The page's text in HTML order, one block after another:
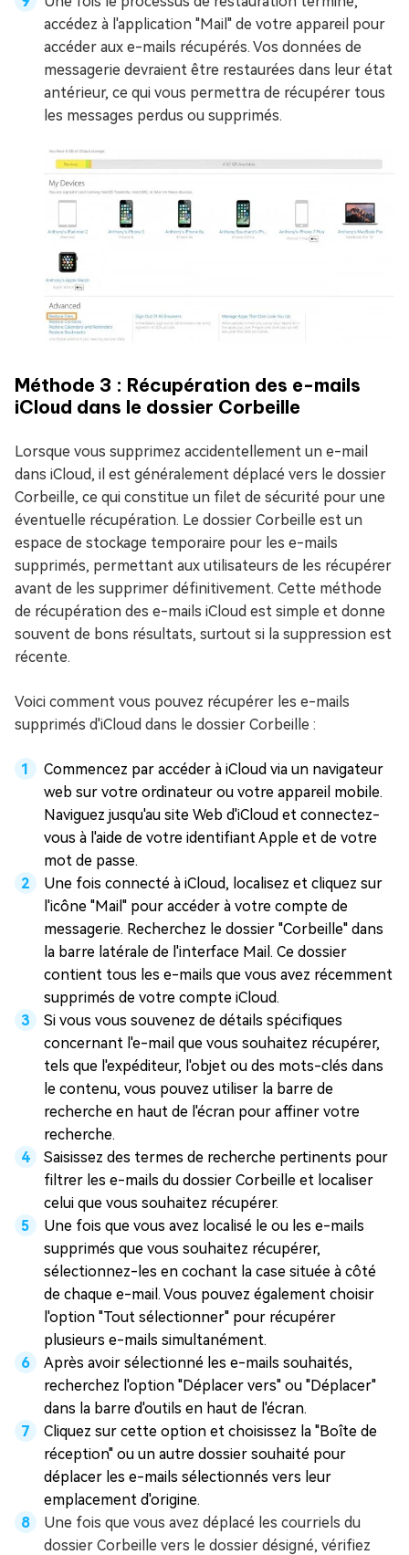
accédez à l'application "Mail" de votre appareil pour
accéder aux e-mails récupérés. Vos données de
messagerie devraient être restaurées dans leur état
antérieur, ce qui vous permettra de récupérer tous
les messages perdus ou supprimés.
Méthode 3 : Récupération des e-mails
iCloud dans le dossier Corbeille
Lorsque vous supprimez accidentellement un e-mail
dans iCloud, il est généralement déplacé vers le dossier
Corbeille, ce qui constitue un filet de sécurité pour une
éventuelle récupération. Le dossier Corbeille est un
espace de stockage temporaire pour les e-mails
supprimés, permettant aux utilisateurs de les récupérer
avant de les supprimer définitivement. Cette méthode
de récupération des e-mails iCloud est simple et donne
souvent de bons résultats, surtout si la suppression est
récente.
Voici comment vous pouvez récupérer les e-mails
supprimés d'iCloud dans le dossier Corbeille :
Commencez par accéder à iCloud via un navigateur
web sur votre ordinateur ou votre appareil mobile.
Naviguez jusqu'au site Web d'iCloud et connectez-
vous à l'aide de votre identifiant Apple et de votre
mot de passe.
Une fois connecté à iCloud, localisez et cliquez sur
l'icône "Mail" pour accéder à votre compte de
messagerie. Recherchez le dossier "Corbeille" dans
la barre latérale de l'interface Mail. Ce dossier
contient tous les e-mails que vous avez récemment
supprimés de votre compte iCloud.
Si vous vous souvenez de détails spécifiques
concernant l'e-mail que vous souhaitez récupérer,
tels que l'expéditeur, l'objet ou des mots-clés dans
le contenu, vous pouvez utiliser la barre de
recherche en haut de l'écran pour affiner votre
recherche.
Saisissez des termes de recherche pertinents pour
filtrer les e-mails du dossier Corbeille et localiser
celui que vous souhaitez récupérer.
Une fois que vous avez localisé le ou les e-mails
supprimés que vous souhaitez récupérer,
sélectionnez-les en cochant la case située à côté
de chaque e-mail. Vous pouvez également choisir
l'option "Tout sélectionner" pour récupérer
plusieurs e-mails simultanément.
Après avoir sélectionné les e-mails souhaités,
recherchez l'option "Déplacer vers" ou "Déplacer"
dans la barre d'outils en haut de l'écran.
Cliquez sur cette option et choisissez la "Boîte de
réception" ou un autre dossier souhaité pour
déplacer les e-mails sélectionnés vers leur
emplacement d'origine.
Une fois que vous avez déplacé les courriels du
dossier Corbeille vers le dossier désigné, vérifiez